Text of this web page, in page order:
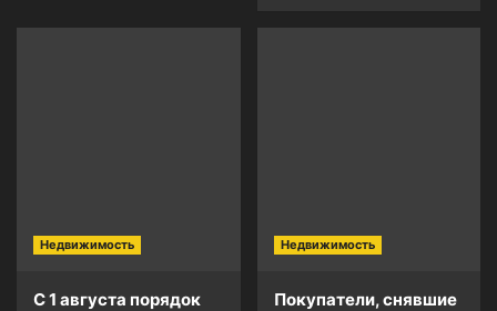
Недвижимость
С 1 августа порядок
Недвижимость
Покупатели, снявшие